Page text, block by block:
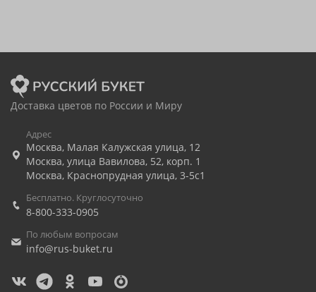
Доставка цветов по России и Миру
Адрес
Москва, Малая Калужская улица, 12
Москва, улица Вавилова, 52, корп. 1
Москва, Краснопрудная улица, 3-5с1
Бесплатно. Круглосуточно
8-800-333-0905
По любым вопросам
info@rus-buket.ru